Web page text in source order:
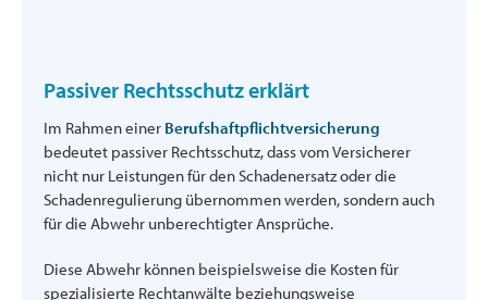
Passiver Rechtsschutz erklärt
Im Rahmen einer Berufshaftpflichtversicherung
bedeutet passiver Rechtsschutz, dass vom Versicherer
nicht nur Leistungen für den Schadenersatz oder die
Schadenregulierung übernommen werden, sondern auch
für die Abwehr unberechtigter Ansprüche.
Diese Abwehr können beispielsweise die Kosten für
spezialisierte Rechtanwälte beziehungsweise